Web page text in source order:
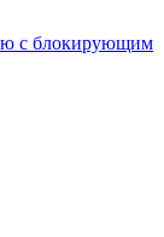
с блокирующим